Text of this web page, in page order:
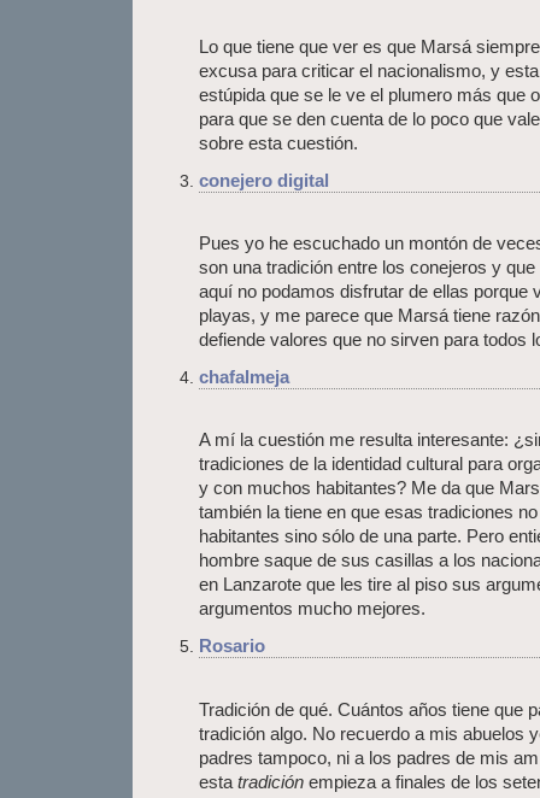
Lo que tiene que ver es que Marsá
excusa para criticar el nacionalismo, y
estúpida que se le ve el plumero más que
para que se den cuenta de lo poco que
sobre esta cuestión.
conejero digital
Pues yo he escuchado un montón de
son una tradición entre los conejeros y
aquí no podamos disfrutar de ellas porque
playas, y me parece que Marsá tiene
defiende valores que no sirven para todos
chafalmeja
A mí la cuestión me resulta interesante:
tradiciones de la identidad cultural para
y con muchos habitantes? Me da que
también la tiene en que esas tradiciones
habitantes sino sólo de una parte. Pero
hombre saque de sus casillas a los
en Lanzarote que les tire al piso sus
argumentos mucho mejores.
Rosario
Tradición de qué. Cuántos años tiene que
tradición algo. No recuerdo a mis abuelos
padres tampoco, ni a los padres de mis
esta tradición empieza a finales de los